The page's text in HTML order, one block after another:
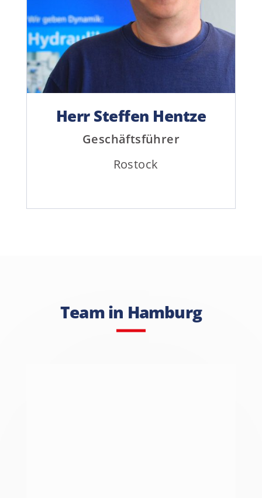
Herr Steffen Hentze
Geschäftsführer
Rostock
Team in Hamburg